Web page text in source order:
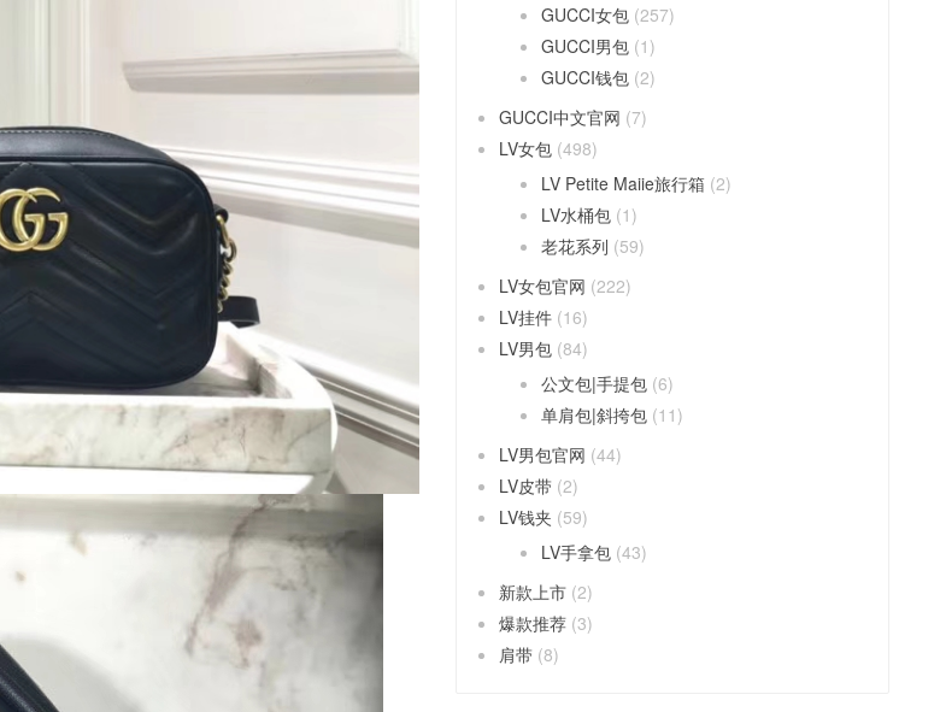
GUCCI女包 (257)
GUCCI男包 (1)
GUCCI钱包 (2)
GUCCI中文官网 (7)
LV女包 (498)
LV Petite Maiie旅行箱 (2)
LV水桶包 (1)
老花系列 (59)
LV女包官网 (222)
LV挂件 (16)
LV男包 (84)
公文包|手提包 (6)
单肩包|斜挎包 (11)
LV男包官网 (44)
LV皮带 (2)
LV钱夹 (59)
LV手拿包 (43)
新款上市 (2)
爆款推荐 (3)
肩带 (8)